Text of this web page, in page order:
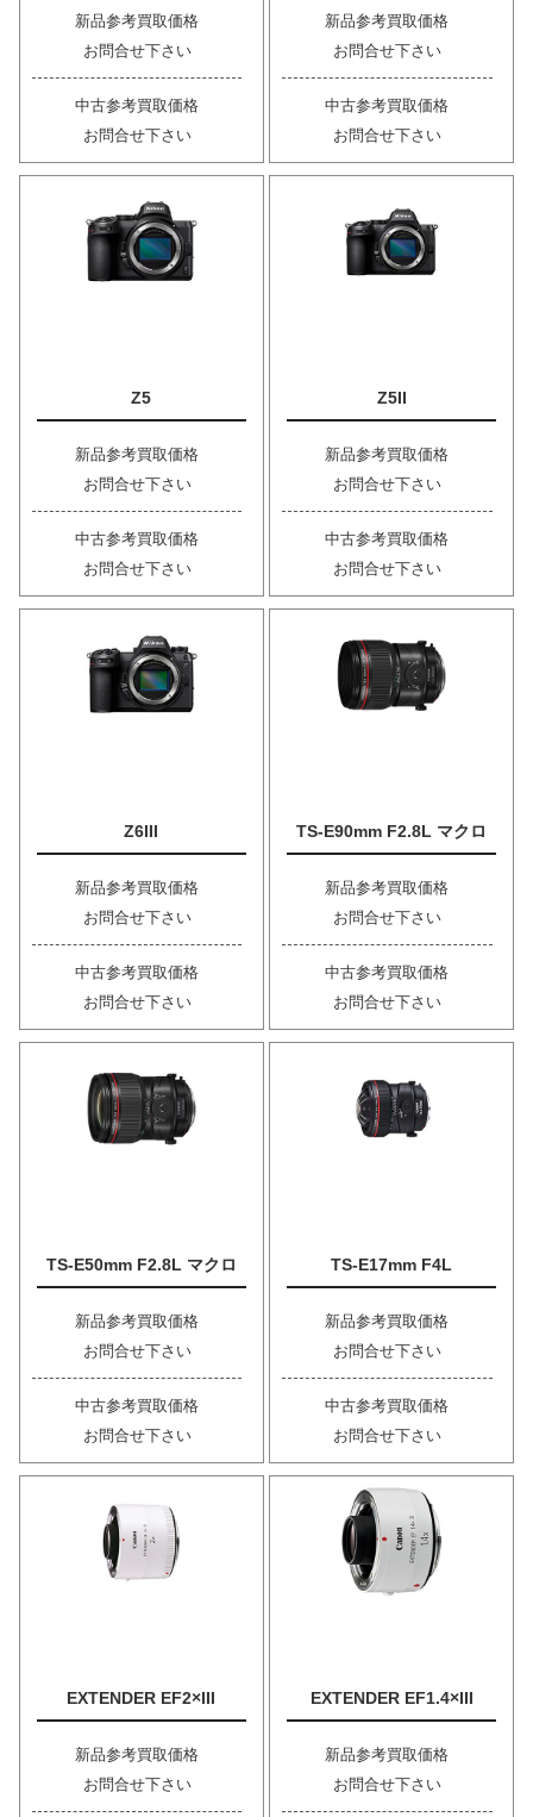
新品参考買取価格
お問合せ下さい
中古参考買取価格
お問合せ下さい
新品参考買取価格
お問合せ下さい
中古参考買取価格
お問合せ下さい
Z5
新品参考買取価格
お問合せ下さい
中古参考買取価格
お問合せ下さい
Z5II
新品参考買取価格
お問合せ下さい
中古参考買取価格
お問合せ下さい
Z6III
新品参考買取価格
お問合せ下さい
中古参考買取価格
お問合せ下さい
TS-E90mm F2.8L マクロ
新品参考買取価格
お問合せ下さい
中古参考買取価格
お問合せ下さい
TS-E50mm F2.8L マクロ
新品参考買取価格
お問合せ下さい
中古参考買取価格
お問合せ下さい
TS-E17mm F4L
新品参考買取価格
お問合せ下さい
中古参考買取価格
お問合せ下さい
EXTENDER EF2×III
新品参考買取価格
お問合せ下さい
EXTENDER EF1.4×III
新品参考買取価格
お問合せ下さい